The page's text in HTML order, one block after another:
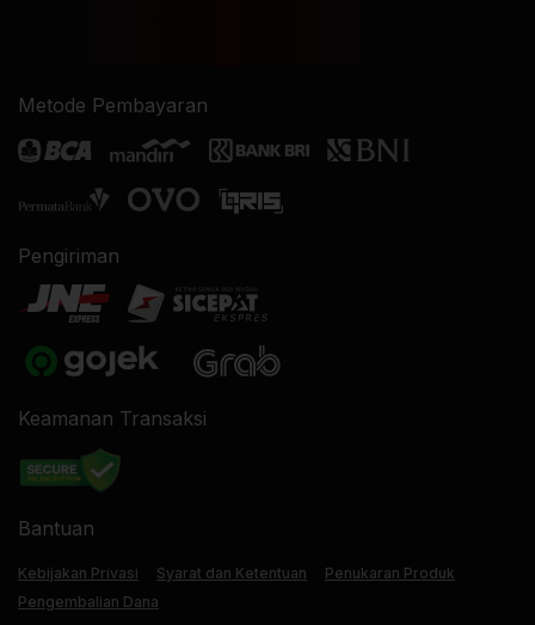
Metode Pembayaran
Pengiriman
Keamanan Transaksi
Bantuan
Kebijakan Privasi Syarat dan Ketentuan
Penukaran Produk
Pengembalian Dana